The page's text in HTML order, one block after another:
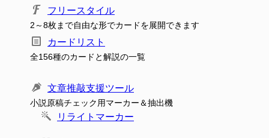
フリースタイル
2～8枚まで自由な形でカードを展開できます
カードリスト
全156種のカードと解説の一覧
文章推敲支援ツール
小説原稿チェック用マーカー＆抽出機
リライトマーカー